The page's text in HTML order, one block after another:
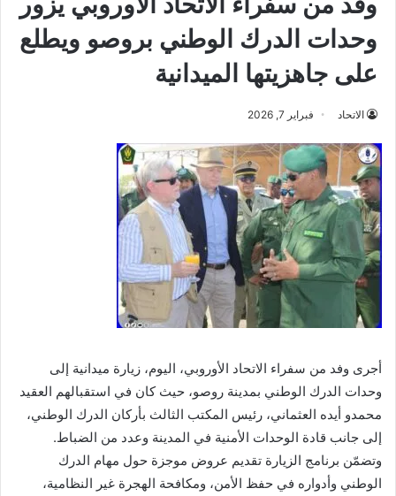
وحدات الدرك الوطني بروصو ويطلع
على جاهزيتها الميدانية
الاتحاد فبراير 7, 2026
أجرى وفد من سفراء الاتحاد الأوروبي، اليوم، زيارة ميدانية إلى
وحدات الدرك الوطني بمدينة روصو، حيث كان في استقبالهم العقيد
محمدو أيده العثماني، رئيس المكتب الثالث بأركان الدرك الوطني،
إلى جانب قادة الوحدات الأمنية في المدينة وعدد من الضباط.
وتضمّن برنامج الزيارة تقديم عروض موجزة حول مهام الدرك
الوطني وأدواره في حفظ الأمن، ومكافحة الهجرة غير النظامية،